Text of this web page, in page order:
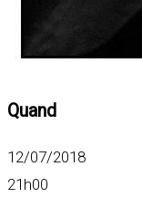
Quand
12/07/2018
21h00